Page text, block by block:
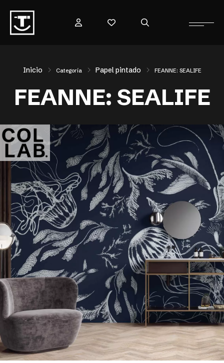
Inicio Categoría Papel pintado FEANNE: SEALIFE
FEANNE: SEALIFE